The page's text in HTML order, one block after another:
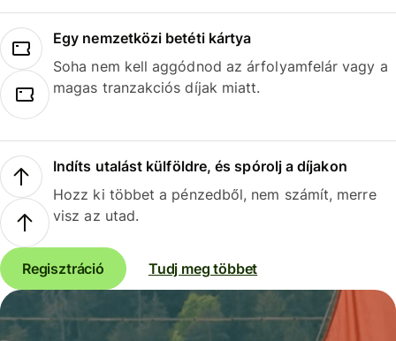
Egy nemzetközi betéti kártya
Soha nem kell aggódnod az árfolyamfelár vagy a
magas tranzakciós díjak miatt.
Indíts utalást külföldre, és spórolj a díjakon
Hozz ki többet a pénzedből, nem számít, merre
visz az utad.
Regisztráció Tudj meg többet